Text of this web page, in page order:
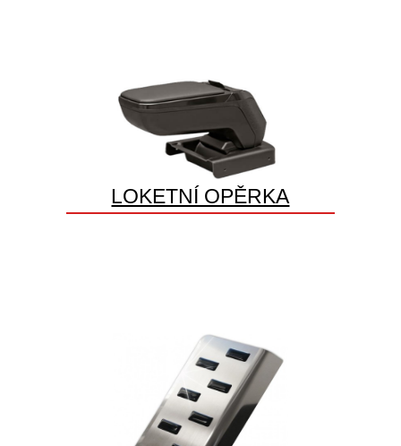
LOKETNÍ OPĚRKA